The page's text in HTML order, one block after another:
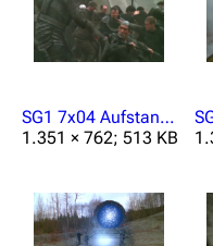
Anfragen
Admin-
SG1 7x04 Aufstand.jpg
1.351 × 762; 513 KB